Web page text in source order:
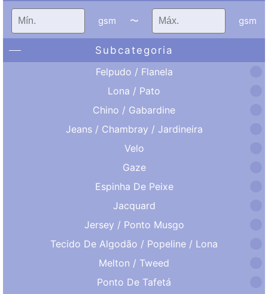
gsm 〜 gsm
Subcategoria
Felpudo / Flanela
Lona / Pato
Chino / Gabardine
Jeans / Chambray / Jardineira
Velo
Gaze
Espinha De Peixe
Jacquard
Jersey / Ponto Musgo
Tecido De Algodão / Popeline / Lona
Melton / Tweed
Ponto De Tafetá